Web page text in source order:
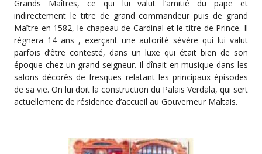
Grands Maîtres, ce qui lui valut l’amitié du pape et
indirectement le titre de grand commandeur puis de grand
Maître en 1582, le chapeau de Cardinal et le titre de Prince. Il
régnera 14 ans , exerçant une autorité sévère qui lui valut
parfois d’être contesté, dans un luxe qui était bien de son
époque chez un grand seigneur. Il dînait en musique dans les
salons décorés de fresques relatant les principaux épisodes
de sa vie. On lui doit la construction du Palais Verdala, qui sert
actuellement de résidence d’accueil au Gouverneur Maltais.